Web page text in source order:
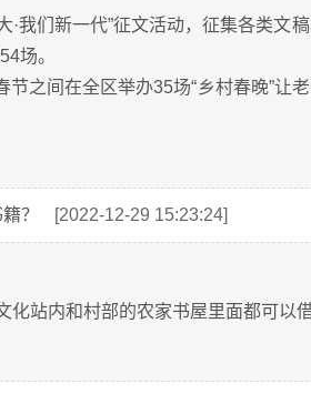
我们新一代”征文活动，征集各类文
场。
之间在全区举办35场“乡村春晚”让
？ [2022-12-29 15:23:24]
站内和村部的农家书屋里面都可以借